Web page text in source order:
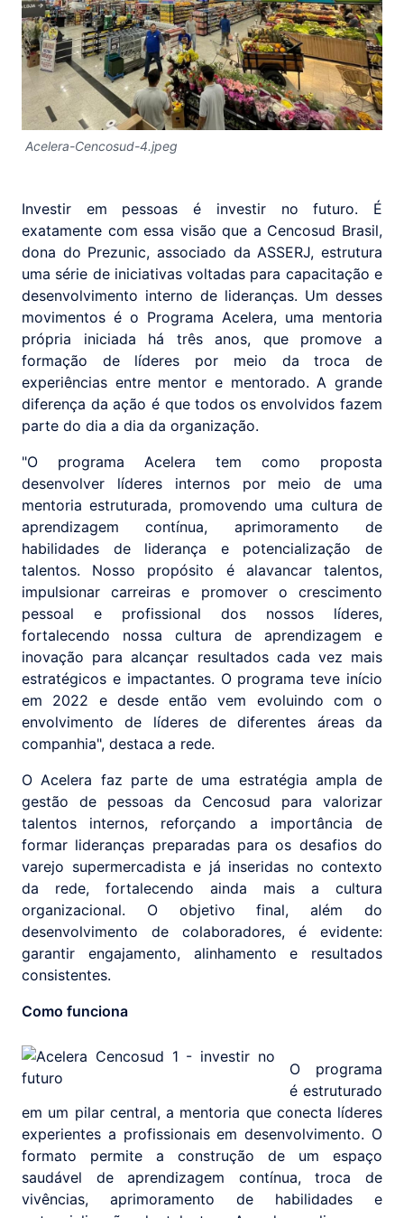
Acelera-Cencosud-4.jpeg
Investir em pessoas é investir no futuro. É
exatamente com essa visão que a Cencosud Brasil,
dona do Prezunic, associado da ASSERJ, estrutura
uma série de iniciativas voltadas para capacitação e
desenvolvimento interno de lideranças. Um desses
movimentos é o Programa Acelera, uma mentoria
própria iniciada há três anos, que promove a
formação de líderes por meio da troca de
experiências entre mentor e mentorado. A grande
diferença da ação é que todos os envolvidos fazem
parte do dia a dia da organização.
"O programa Acelera tem como proposta
desenvolver líderes internos por meio de uma
mentoria estruturada, promovendo uma cultura de
aprendizagem contínua, aprimoramento de
habilidades de liderança e potencialização de
talentos. Nosso propósito é alavancar talentos,
impulsionar carreiras e promover o crescimento
pessoal e profissional dos nossos líderes,
fortalecendo nossa cultura de aprendizagem e
inovação para alcançar resultados cada vez mais
estratégicos e impactantes. O programa teve início
em 2022 e desde então vem evoluindo com o
envolvimento de líderes de diferentes áreas da
companhia", destaca a rede.
O Acelera faz parte de uma estratégia ampla de
gestão de pessoas da Cencosud para valorizar
talentos internos, reforçando a importância de
formar lideranças preparadas para os desafios do
varejo supermercadista e já inseridas no contexto
da rede, fortalecendo ainda mais a cultura
organizacional. O objetivo final, além do
desenvolvimento de colaboradores, é evidente:
garantir engajamento, alinhamento e resultados
consistentes.
Como funciona
O programa
é estruturado
em um pilar central, a mentoria que conecta líderes
experientes a profissionais em desenvolvimento. O
formato permite a construção de um espaço
saudável de aprendizagem contínua, troca de
vivências, aprimoramento de habilidades e